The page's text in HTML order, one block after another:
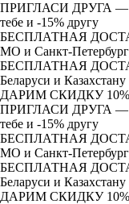
ПРИГЛАСИ ДРУГА
тебе и -15% другу
БЕСПЛАТНАЯ
МО и Санкт-
БЕСПЛАТНАЯ
Беларуси и Казахстану
ДАРИМ СКИДКУ 10%
ПРИГЛАСИ ДРУГА
тебе и -15% другу
БЕСПЛАТНАЯ
МО и Санкт-
БЕСПЛАТНАЯ
Беларуси и Казахстану
ДАРИМ СКИДКУ 10%